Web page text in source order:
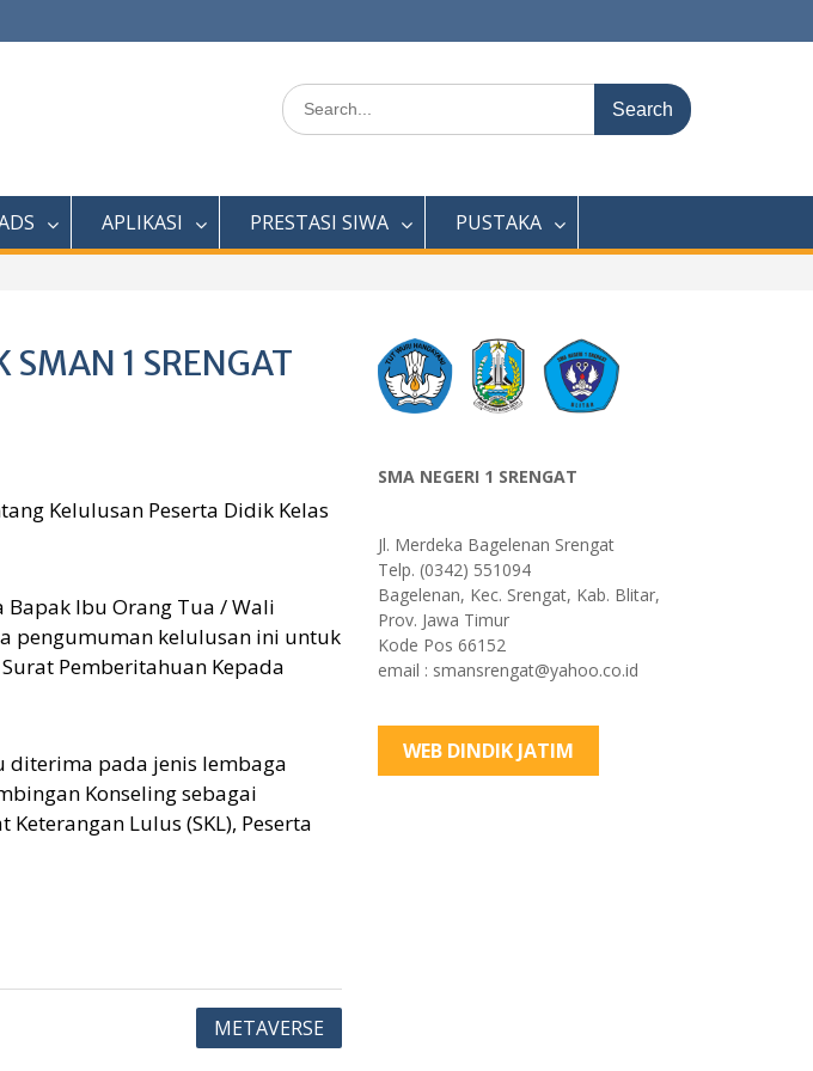
Search
for:
APLIKASI PRESTASI SIWA PUSTAKA
1 SRENGAT
Kelulusan Peserta Didik Kelas
Ibu Orang Tua / Wali
pengumuman kelulusan ini untuk
Pemberitahuan Kepada
diterima pada jenis lembaga
Konseling sebagai
Lulus (SKL), Peserta
METAVERSE
SMA NEGERI 1 SRENGAT
Jl. Merdeka Bagelenan Srengat
Telp. (0342) 551094
Bagelenan, Kec. Srengat, Kab. Blitar,
Prov. Jawa Timur
Kode Pos 66152
email : smansrengat@yahoo.co.id
WEB DINDIK JATIM